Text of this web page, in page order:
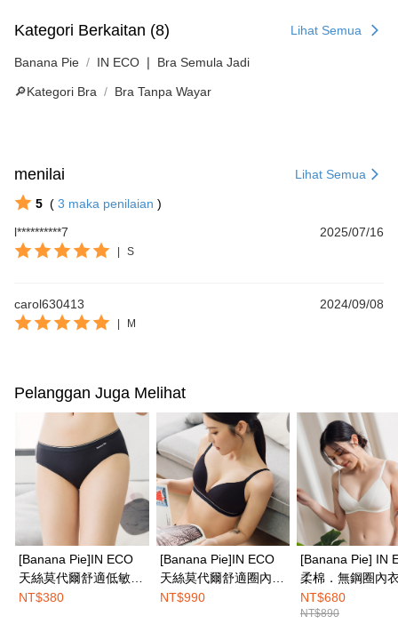
Kategori Berkaitan (8) Lihat Semua
Banana Pie IN ECO ❘ Bra Semula Jadi
🔎Kategori Bra Bra Tanpa Wayar
menilai Lihat Semua
5 ( 3 maka penilaian )
l**********7
2025/07/16
| S
carol630413 2024/09/08
| M
Pelanggan Juga Melihat
[Banana Pie]IN ECO
天絲莫代爾舒適低敏三
角內褲-烏木黑
NT$380
[Banana Pie]IN ECO
天絲莫代爾舒適圈內
衣-烏木黑
NT$990
[Banana Pie] IN
柔棉．無鋼圈內
山白
NT$680
NT$890